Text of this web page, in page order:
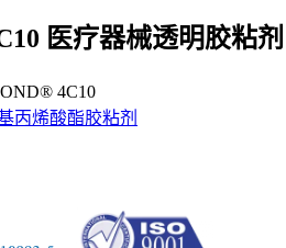
医疗器械透明胶粘剂
4C10
丙烯酸酯胶粘剂